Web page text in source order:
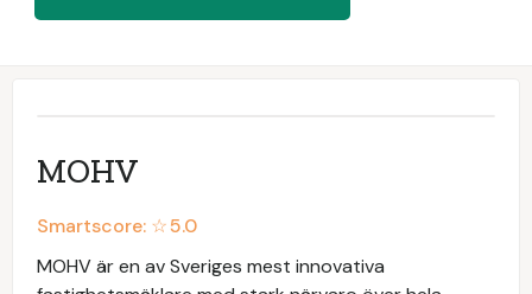
MOHV
Smartscore: ☆5.0
MOHV är en av Sveriges mest innovativa